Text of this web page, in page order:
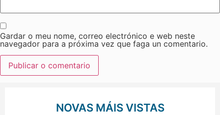
Gardar o meu nome, correo electrónico e web neste
navegador para a próxima vez que faga un comentario.
NOVAS MÁIS VISTAS